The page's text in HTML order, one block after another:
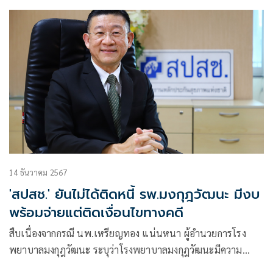
14 ธันวาคม 2567
'สปสช.' ยันไม่ได้ติดหนี้ รพ.มงกุฎวัฒนะ มีงบ
พร้อมจ่ายแต่ติดเงื่อนไขทางคดี
สืบเนื่องจากกรณี นพ.เหรียญทอง แน่นหนา ผู้อำนวยการโรง
พยาบาลมงกุฎวัฒนะ ระบุว่าโรงพยาบาลมงกุฎวัฒนะมีความ